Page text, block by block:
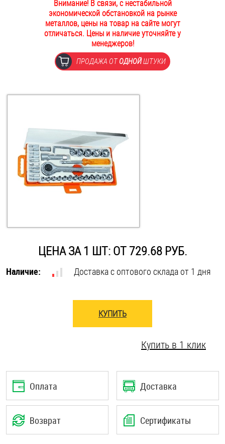
ОПЛАТА И ДОСТАВКА
НАШИ МАГАЗИНЫ
Втулки
Инструмент
Крюки, кольца с метрической резьбой
Оснастка и аксессуары для яхт
Такелаж
Хомуты
Шайбы
Внимание! В связи, с нестабильной
экономической обстановкой на рынке
металлов, цены на товар на сайте могут
отличаться. Цены и наличие уточняйте у
менеджеров!
ПРОДАЖА ОТОДНОЙШТУКИ
ЦЕНА ЗА 1 ШТ: ОТ 729.68 РУБ.
Наличие: Доставка с оптового склада от 1 дня
КУПИТЬ
Купить в 1 клик
Оплата Доставка
Возврат Сертификаты